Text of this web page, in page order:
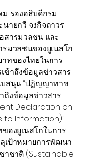
ม รองอธิบดีกรม
ายกวี จงกิจถาวร
ารมวลชน และ
มวลชนของยูเนสโก
ทของไทยในการ
เข้าถึงข้อมูลข่าวสาร
บสนุน “ปฏิญญาทาช
ถึงข้อมูลข่าวสาร
Declaration on
to Information)”
องยูเนสโกในการ
เป้าหมายการพัฒนา
าชาติ (Sustainable